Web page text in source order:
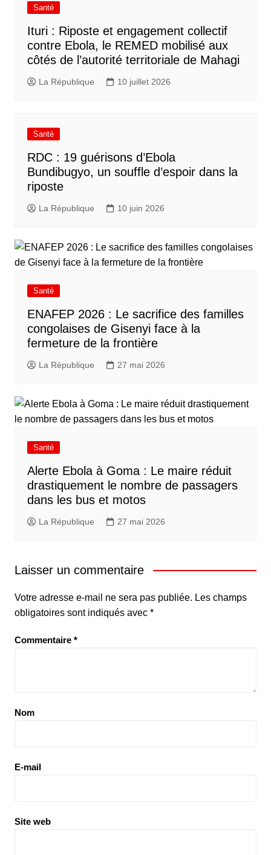
Santé
Ituri : Riposte et engagement collectif
contre Ebola, le REMED mobilisé aux
côtés de l’autorité territoriale de Mahagi
La République 10 juillet 2026
Santé
RDC : 19 guérisons d’Ebola
Bundibugyo, un souffle d’espoir dans la
riposte
La République 10 juin 2026
Santé
ENAFEP 2026 : Le sacrifice des familles
congolaises de Gisenyi face à la
fermeture de la frontière
La République 27 mai 2026
Santé
Alerte Ebola à Goma : Le maire réduit
drastiquement le nombre de passagers
dans les bus et motos
La République 27 mai 2026
Laisser un commentaire
Votre adresse e-mail ne sera pas publiée. Les champs
obligatoires sont indiqués avec *
Commentaire *
Nom
E-mail
Site web